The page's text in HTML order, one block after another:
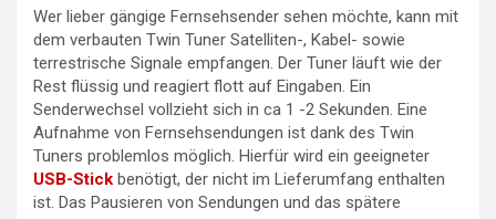
Wer lieber gängige Fernsehsender sehen möchte, kann mit
dem verbauten Twin Tuner Satelliten-, Kabel- sowie
terrestrische Signale empfangen. Der Tuner läuft wie der
Rest flüssig und reagiert flott auf Eingaben. Ein
Senderwechsel vollzieht sich in ca 1 -2 Sekunden. Eine
Aufnahme von Fernsehsendungen ist dank des Twin
Tuners problemlos möglich. Hierfür wird ein geeigneter
USB-Stick benötigt, der nicht im Lieferumfang enthalten
ist. Das Pausieren von Sendungen und das spätere